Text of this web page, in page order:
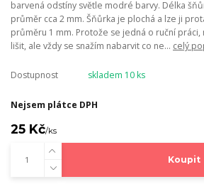
barvená odstíny světle modré barvy. Délka
průměr cca 2 mm. Šňůrka je plochá a lze ji
průměru 1 mm. Protože se jedná o ruční
lišit, ale vždy se snažím nabarvit co ne... celý
Dostupnost skladem 10 ks
Nejsem plátce DPH
25 Kč/ks
Koupit